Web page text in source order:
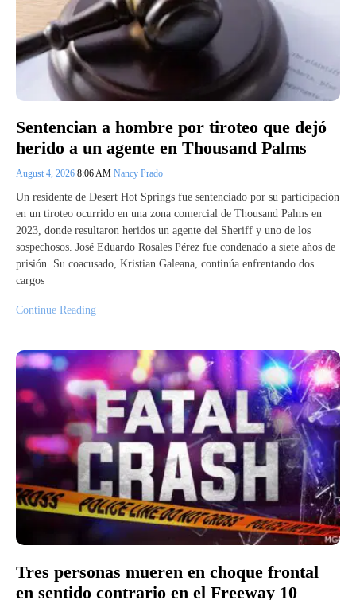
Sentencian a hombre por tiroteo que dejó
herido a un agente en Thousand Palms
August 4, 2026 8:06 AM Nancy Prado
Un residente de Desert Hot Springs fue sentenciado por su participación
en un tiroteo ocurrido en una zona comercial de Thousand Palms en
2023, donde resultaron heridos un agente del Sheriff y uno de los
sospechosos. José Eduardo Rosales Pérez fue condenado a siete años de
prisión. Su coacusado, Kristian Galeana, continúa enfrentando dos
cargos
Continue Reading
Tres personas mueren en choque frontal
en sentido contrario en el Freeway 10